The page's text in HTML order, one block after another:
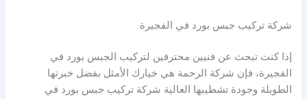
شركة تركيب جبس بورد في الفجيرة
إذا كنت تبحث عن فنيين محترفين لتركيب الجبس بورد في
الفجيرة، فإن شركة الرحمة هي خيارك الأمثل بفضل خبرتها
الطويلة وجودة تشطيبها العالية شركة تركيب جبس بورد في